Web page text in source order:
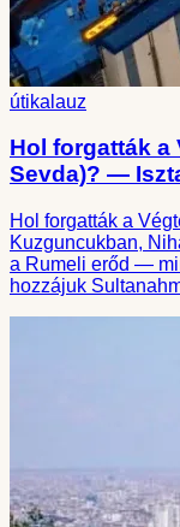
útikalauz
Hol forgatták a
Sevda)? —
Hol forgatták a
Kuzguncukban,
a Rumeli erőd —
hozzájuk